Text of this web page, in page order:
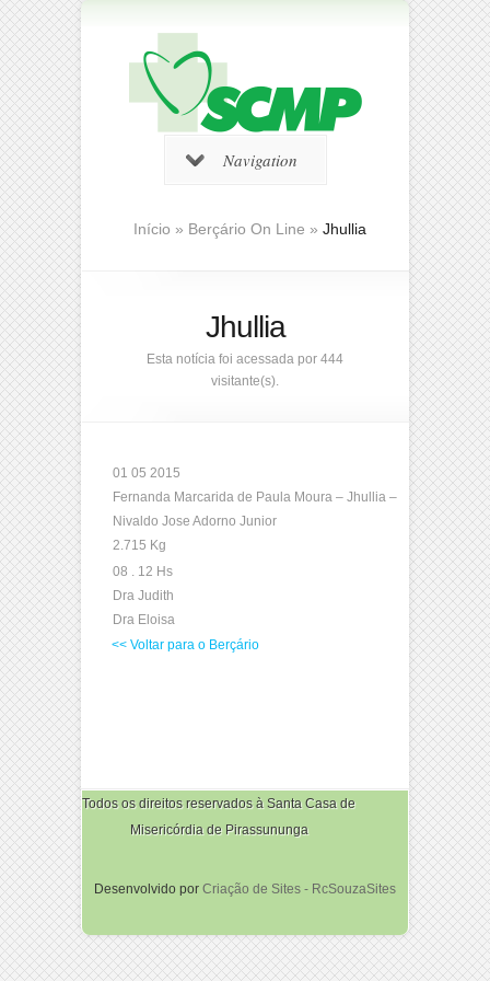
Navigation
Início » Berçário On Line » Jhullia
Jhullia
Esta notícia foi acessada por 444
visitante(s).
01 05 2015
Fernanda Marcarida de Paula Moura – Jhullia –
Nivaldo Jose Adorno Junior
2.715 Kg
08 . 12 Hs
Dra Judith
Dra Eloisa
<< Voltar para o Berçário
Todos os direitos reservados à Santa Casa de
Misericórdia de Pirassununga
Desenvolvido por Criação de Sites - RcSouzaSites